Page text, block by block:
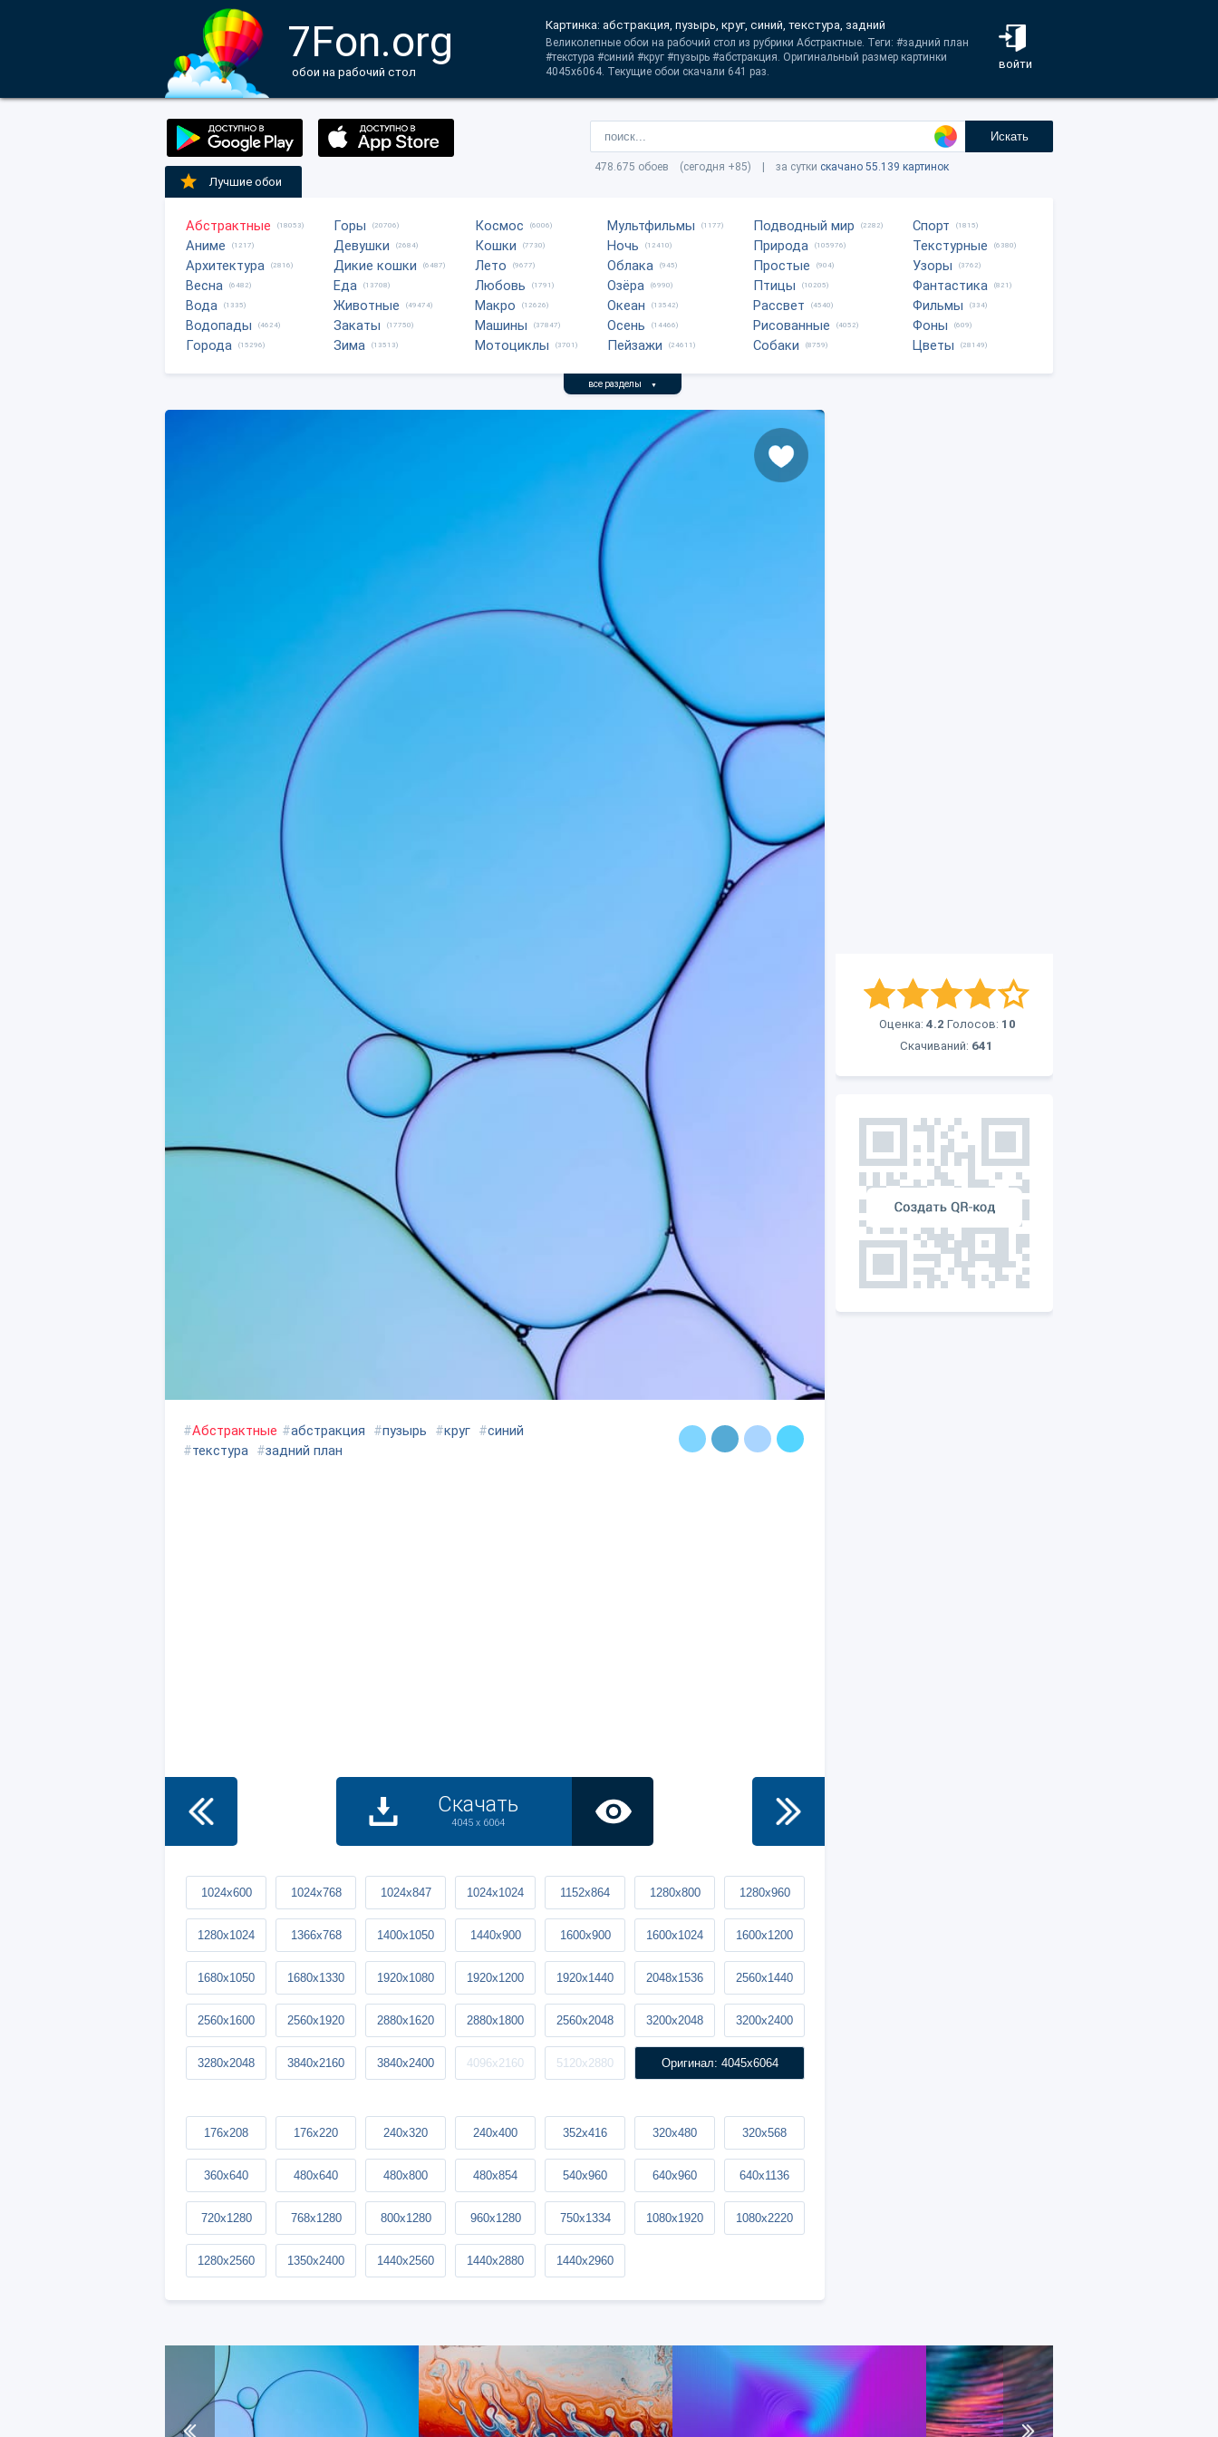
7Fon.org
обои на рабочий стол
войти
Картинка: абстракция, пузырь, круг, синий, текстура, задний
Великолепные обои на рабочий стол из рубрики Абстрактные. Теги: #задний план
#текстура #синий #круг #пузырь #абстракция. Оригинальный размер картинки
4045x6064. Текущие обои скачали 641 раз.
Искать
478.675 обоев (сегодня +85) | за сутки скачано 55.139 картинок
Лучшие обои
Абстрактные (18053)
Аниме (1217)
Архитектура (2816)
Весна (6482)
Вода (1335)
Водопады (4624)
Города (15296)
Горы (20706)
Девушки (2684)
Дикие кошки (6487)
Еда (13708)
Животные (49474)
Закаты (17750)
Зима (13513)
Космос (6006)
Кошки (7730)
Лето (9677)
Любовь (1791)
Макро (12626)
Машины (37847)
Мотоциклы (3701)
Мультфильмы (1177)
Ночь (12410)
Облака (945)
Озёра (6990)
Океан (13542)
Осень (14466)
Пейзажи (24611)
Подводный мир (2282)
Природа (105976)
Простые (904)
Птицы (10205)
Рассвет (4540)
Рисованные (4052)
Собаки (8759)
Спорт (1815)
Текстурные (6380)
Узоры (3762)
Фантастика (821)
Фильмы (334)
Фоны (609)
Цветы (28149)
все разделы ▼
Оценка: 4.2 Голосов: 10
Скачиваний: 641
#Абстрактные #абстракция #пузырь #круг #синий
#текстура #задний план
Скачать
4045 x 6064
1024x600 1024x768 1024x847 1024x1024 1152x864 1280x800 1280x960
1280x1024 1366x768 1400x1050 1440x900 1600x900 1600x1024 1600x1200
1680x1050 1680x1330 1920x1080 1920x1200 1920x1440 2048x1536 2560x1440
2560x1600 2560x1920 2880x1620 2880x1800 2560x2048 3200x2048 3200x2400
3280x2048 3840x2160 3840x2400 4096x2160 5120x2880 Оригинал: 4045x6064
176x208 176x220 240x320 240x400 352x416 320x480 320x568
360x640 480x640 480x800 480x854 540x960 640x960 640x1136
720x1280 768x1280 800x1280 960x1280 750x1334 1080x1920 1080x2220
1280x2560 1350x2400 1440x2560 1440x2880 1440x2960